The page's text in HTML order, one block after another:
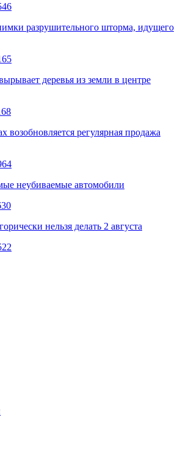
разрушительного шторма, идущего
деревья из земли в центре
возобновляется регулярная продажа
неубиваемые автомобили
нельзя делать 2 августа